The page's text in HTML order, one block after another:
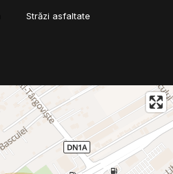
Străzi asfaltate